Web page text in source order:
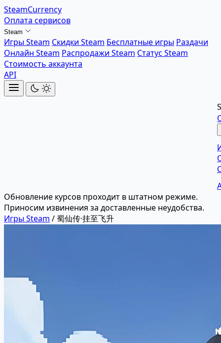
SteamCurrency
Оплата сервисов
Steam
Игры Steam Скидки Steam Бесплатные игры Раздачи
Онлайн Steam Распродажи Steam Статус Steam
Стоимость аккаунта
API
Обновление курсов проходит в штатном режиме.
Приносим извинения за доставленные неудобства.
Игры Steam /蜀仙传·挂至飞升